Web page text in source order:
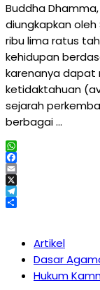
Buddha
diungkapkan
ribu lima ratus
kehidupan
karenanya dapat
ketidaktahuan
sejarah
berbagai …
WhatsApp
Facebook
Email
X
Telegram
Artikel
Dasar
Hukum